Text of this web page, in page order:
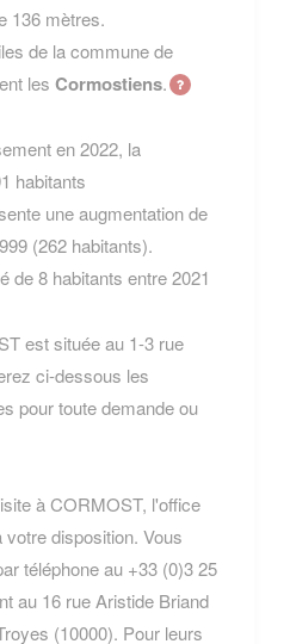
136 mètres.
de la commune de
les Cormostiens.
en 2022, la
habitants
une augmentation de
(262 habitants).
de 8 habitants entre 2021
est située au 1-3 rue
ci-dessous les
pour toute demande ou
à CORMOST, l'office
disposition. Vous
téléphone au +33 (0)3 25
au 16 rue Aristide Briand
(10000). Pour leurs